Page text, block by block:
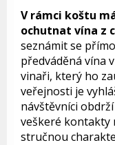
V rámci koštu
ochutnat vína z
seznámit se
předváděná vína
vinaři, který ho
veřejnosti je
návštěvníci
veškeré kontakty
stručnou